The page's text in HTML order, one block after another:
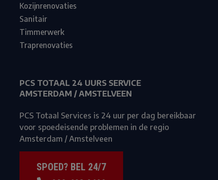
Kozijnrenovaties
Sanitair
Timmerwerk
Traprenovaties
PCS TOTAAL 24 UURS SERVICE
AMSTERDAM / AMSTELVEEN
PCS Totaal Services is 24 uur per dag bereikbaar
voor spoedeisende problemen in de regio
Amsterdam / Amstelveen
SPOED? BEL 24/7